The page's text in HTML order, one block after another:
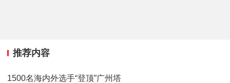
推荐内容
1500名海内外选手“登顶”广州塔